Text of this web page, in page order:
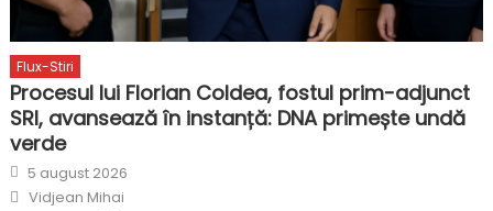
Flux-Stiri
Procesul lui Florian Coldea, fostul prim-adjunct
SRI, avansează în instanță: DNA primește undă
verde
Posted
on
5 august 2026
Author
Vidjean Mihai